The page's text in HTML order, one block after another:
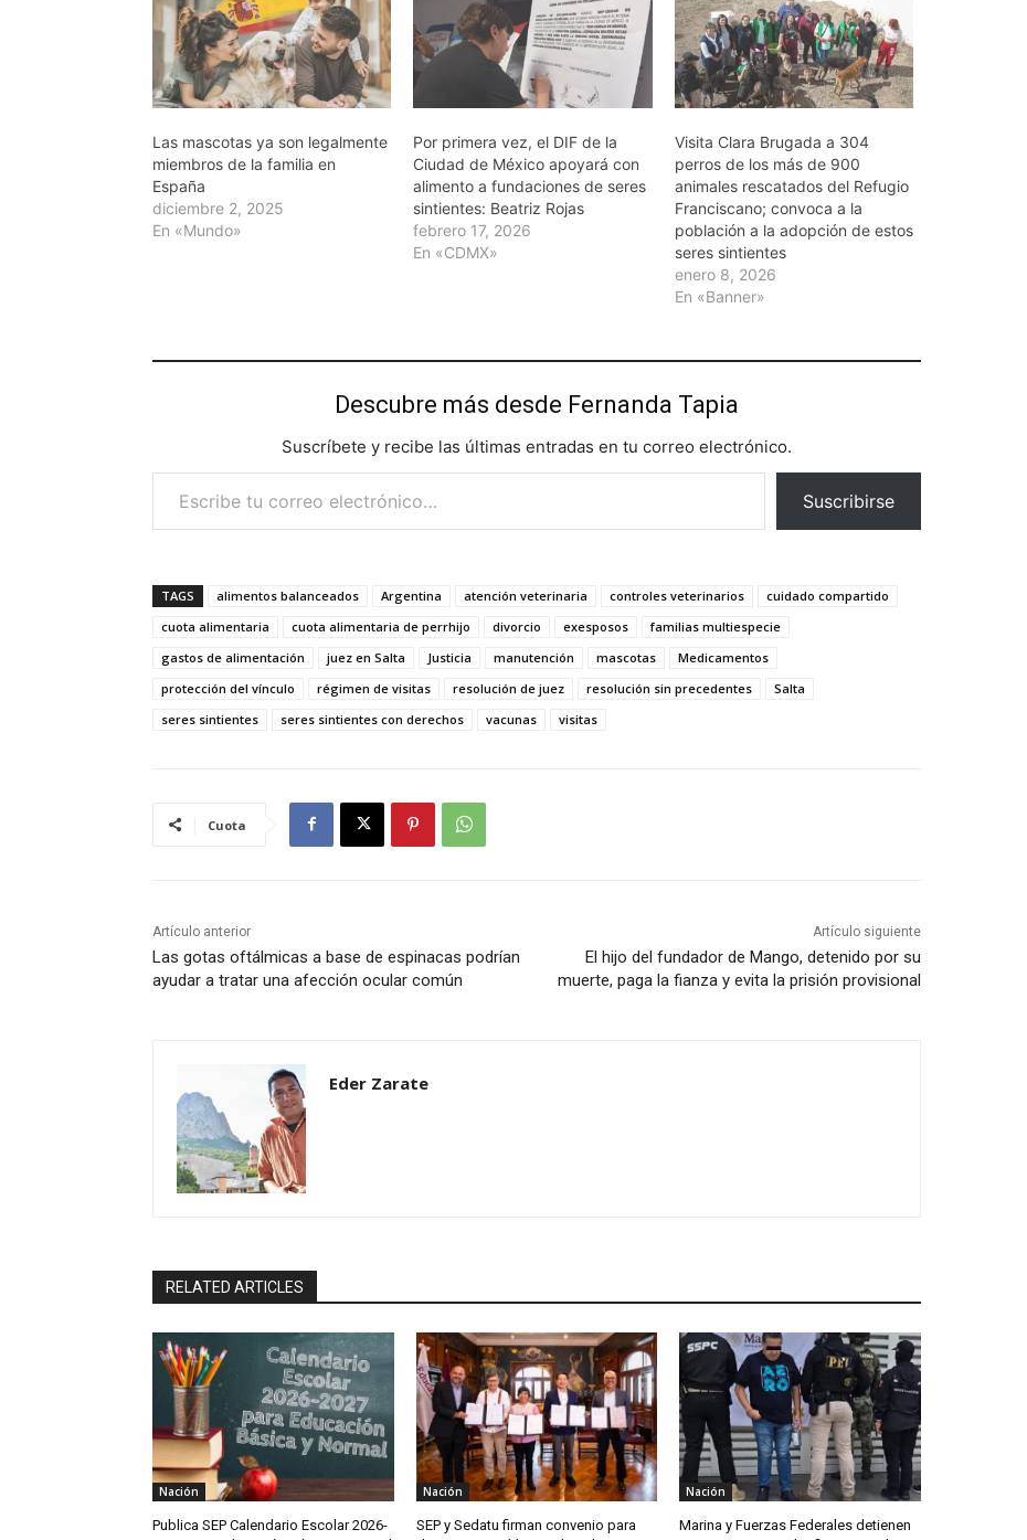
Las mascotas ya son legalmente
miembros de la familia en
España
diciembre 2, 2025
En «Mundo»
Por primera vez, el DIF de la
Ciudad de México apoyará con
alimento a fundaciones de seres
sintientes: Beatriz Rojas
febrero 17, 2026
En «CDMX»
Visita Clara Brugada a 304
perros de los más de 900
animales rescatados del Refugio
Franciscano; convoca a la
población a la adopción de estos
seres sintientes
enero 8, 2026
En «Banner»
Descubre más desde Fernanda Tapia
Suscríbete y recibe las últimas entradas en tu correo electrónico.
Escribe tu correo electrónico…
Suscribirse
TAGS alimentos balanceados Argentina atención veterinaria controles veterinarios
cuidado compartido
cuota alimentaria
cuota alimentaria de perrhijo divorcio exesposos
familias multiespecie
gastos de alimentación
juez en Salta Justicia manutención mascotas
Medicamentos
protección del vínculo
régimen de visitas resolución de juez resolución sin precedentes
Salta
seres sintientes
seres sintientes con derechos vacunas visitas
Cuota
Artículo anterior
Las gotas oftálmicas a base de espinacas podrían
ayudar a tratar una afección ocular común
Artículo siguiente
El hijo del fundador de Mango, detenido por su
muerte, paga la fianza y evita la prisión provisional
Eder Zarate
RELATED ARTICLES
Nación
Publica SEP Calendario Escolar 2026-
Nación
SEP y Sedatu firman convenio para
Nación
Marina y Fuerzas Federales detienen